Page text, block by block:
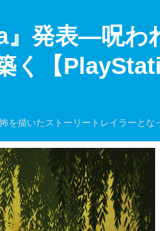
発表―呪わ
く【
描いたストーリートレイラーとな